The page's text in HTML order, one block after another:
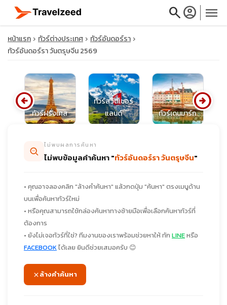
searchaccount_circle menu
close
travel_explore
calendar_month
หน้าแรก ทัวร์ต่างประเทศ
ทัวร์อันดอร์รา
ทัวร์อันดอร์รา วันตรุษจีน 2569
ทัวร์ฝรั่งเศส
ทัวร์สวิตเซอร์
แลนด์
ทัวร์เดนมาร์ก
arrow_circle_left arrow_circle_right
ไม่พบผลการค้นหา
ไม่พบข้อมูลคำค้นหา "ทัวร์อันดอร์รา วันตรุษจีน"
• คุณอาจลองคลิก "ล้างคำค้นหา" แล้วกดปุ่ม "ค้นหา" ตรงเมนูด้าน
บนเพื่อค้นหาทัวร์ใหม่
• หรือคุณสามารถใช้กล่องค้นหาทางซ้ายมือเพื่อเลือกค้นหาทัวร์ที่
ต้องการ
• ยังไม่เจอทัวร์ที่ใช่? ทีมงานของเราพร้อมช่วยหาให้ ทัก LINEหรือ
FACEBOOKได้เลย ยินดีช่วยเสมอครับ 😊
ล้างคำค้นหา